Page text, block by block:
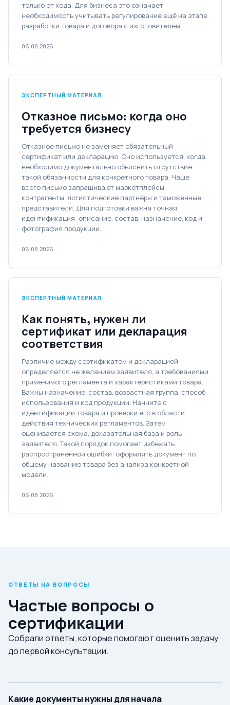
только от кода. Для бизнеса это означает
необходимость учитывать регулирование ещё на этапе
разработки товара и договора с изготовителем.
06.08.2026
ЭКСПЕРТНЫЙ МАТЕРИАЛ
Отказное письмо: когда оно
требуется бизнесу
Отказное письмо не заменяет обязательный
сертификат или декларацию. Оно используется, когда
необходимо документально объяснить отсутствие
такой обязанности для конкретного товара. Чаще
всего письмо запрашивают маркетплейсы,
контрагенты, логистические партнёры и таможенные
представители. Для подготовки важна точная
идентификация: описание, состав, назначение, код и
фотография продукции.
06.08.2026
ЭКСПЕРТНЫЙ МАТЕРИАЛ
Как понять, нужен ли
сертификат или декларация
соответствия
Различие между сертификатом и декларацией
определяется не желанием заявителя, а требованиями
применимого регламента и характеристиками товара.
Важны назначение, состав, возрастная группа, способ
использования и код продукции. Начните с
идентификации товара и проверки его в области
действия технических регламентов. Затем
оценивается схема, доказательная база и роль
заявителя. Такой порядок помогает избежать
распространённой ошибки: оформлять документ по
общему названию товара без анализа конкретной
модели.
06.08.2026
ОТВЕТЫ НА ВОПРОСЫ
Частые вопросы о
сертификации
Собрали ответы, которые помогают оценить задачу
до первой консультации.
Какие документы нужны для начала